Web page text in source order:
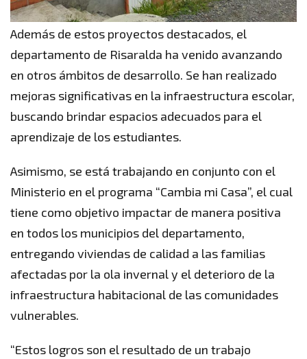
Además de estos proyectos destacados, el
departamento de Risaralda ha venido avanzando
en otros ámbitos de desarrollo. Se han realizado
mejoras significativas en la infraestructura escolar,
buscando brindar espacios adecuados para el
aprendizaje de los estudiantes.
Asimismo, se está trabajando en conjunto con el
Ministerio en el programa “Cambia mi Casa”, el cual
tiene como objetivo impactar de manera positiva
en todos los municipios del departamento,
entregando viviendas de calidad a las familias
afectadas por la ola invernal y el deterioro de la
infraestructura habitacional de las comunidades
vulnerables.
“Estos logros son el resultado de un trabajo